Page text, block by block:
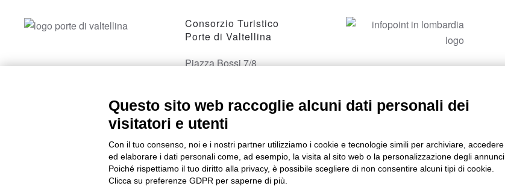
Consorzio Turistico
Porte di Valtellina
Piazza Bossi 7/8
Questo sito web raccoglie alcuni dati personali dei
visitatori e utenti
Con il tuo consenso, noi e i nostri partner utilizziamo i cookie e tecnologie simili per archiviare, accedere
ed elaborare i dati personali come, ad esempio, la visita al sito web o la personalizzazione degli annunci.
Poiché rispettiamo il tuo diritto alla privacy, è possibile scegliere di non consentire alcuni tipi di cookie.
Clicca su preferenze GDPR per saperne di più.